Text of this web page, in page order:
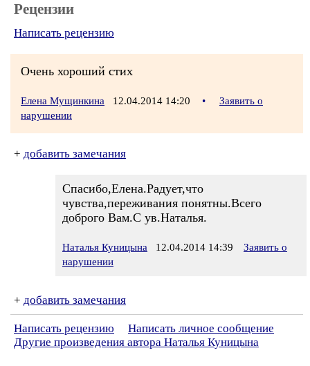
Рецензии
Написать рецензию
Очень хороший стих
Елена Мущинкина 12.04.2014 14:20 •
Заявить о
нарушении
+ добавить замечания
Спасибо,Елена.Радует,что
чувства,переживания понятны.Всего
доброго Вам.С ув.Наталья.
Наталья Куницына 12.04.2014 14:39
Заявить о
нарушении
+ добавить замечания
Написать рецензию
Написать личное сообщение
Другие произведения автора Наталья Куницына